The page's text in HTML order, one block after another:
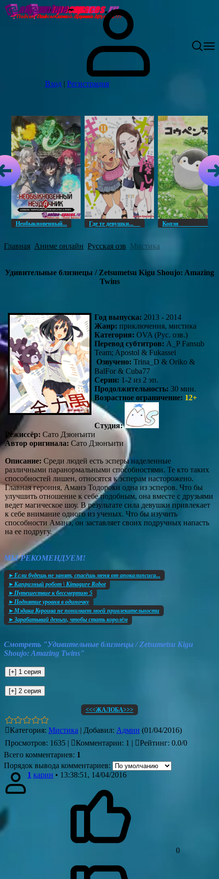
Вход | Регистрация
Необыкновенный... Где те девушки... Копэн
Главная Аниме онлайн Русская озв Мистика
Удивительные близнецы / Zetsumetsu Kigu Shoujo: Amazing
Twins
Год выпуска: 2013 - 2014
Жанр: приключения, мистика
Категория: OVA (Рус. озв.)
Перевод субтитров: A_P Fansub
Team; Apostol & Fukassei
Озвучено: Trina_D & Oriko &
BalFor & Cuba77
Серии: 1-2 из 2 эп.
Продолжительность: 30 мин.
Возрастное ограничение: 12+
Студия:
Режиссёр: Сато Дзюнъити
Автор оригинала: Сато Дзюнъити
Описание: Среди людей есть эсперы наделенные
различными паранормальными способностями. Те кто таких
способностей лишен, относятся к эсперам насторожено.
Главная героиня, Аманэ Тодороки одна из эсперов. Что бы
улучшить отношение к себе подобным, она вместе с друзьями
ведет магическое шоу. В результате сила девушки привлекает
к себе внимание одного из ученых. Что бы изучить
способности Аманэ, он заставляет своих подручных напасть
на ее подругу.
МЫ РЕКОМЕНДУЕМ!
►Если будешь не занят, спасёшь меня от апокалипсиса...
►Капризный робот \ Kimagure Robot
►Путешествие к бессмертию 5
►Поднятие уровня в одиночку
►Мэдака Куроива не понимает моей привлекательности
►Зарабатывай деньги, чтобы стать королём
Смотреть "Удивительные близнецы / Zetsumetsu Kigu
Shoujo: Amazing Twins"
<<<ЖАЛОБА>>>
Категория: Мистика | Добавил: Админ (01/04/2016)
Просмотров: 1635 | Комментарии: 1 | Рейтинг: 0.0/0
Всего комментариев: 1
Порядок вывода комментариев:
1 карин • 13:38:51, 14/04/2016
0